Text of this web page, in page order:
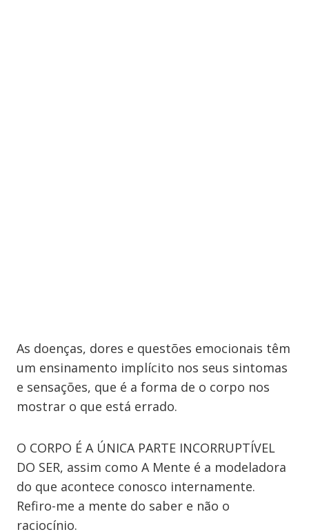
As doenças, dores e questões emocionais têm
um ensinamento implícito nos seus sintomas
e sensações, que é a forma de o corpo nos
mostrar o que está errado.
O CORPO É A ÚNICA PARTE INCORRUPTÍVEL
DO SER, assim como A Mente é a modeladora
do que acontece conosco internamente.
Refiro-me a mente do saber e não o
raciocínio.